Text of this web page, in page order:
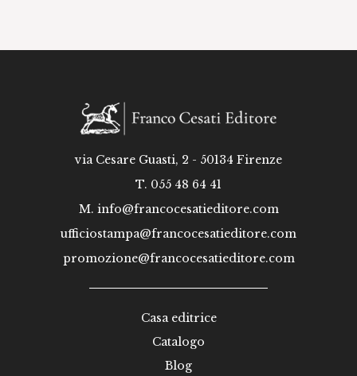
via Cesare Guasti, 2 - 50134 Firenze
T. 055 48 64 41
M. info@francocesatieditore.com
ufficiostampa@francocesatieditore.com
promozione@francocesatieditore.com
Casa editrice
Catalogo
Blog